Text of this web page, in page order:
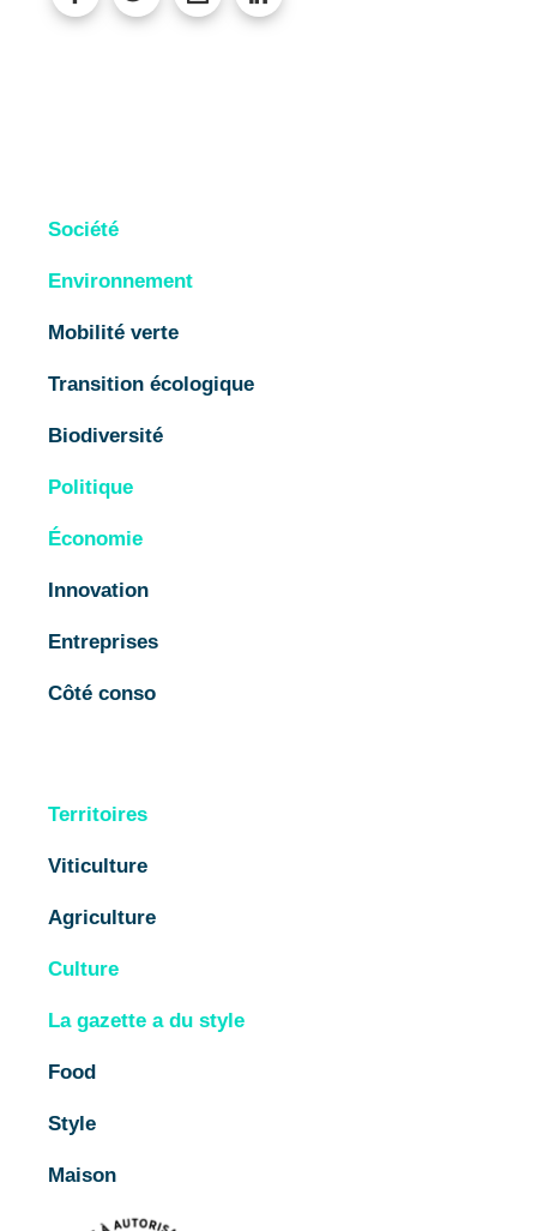
Société
Environnement
Mobilité verte
Transition écologique
Biodiversité
Politique
Économie
Innovation
Entreprises
Côté conso
Territoires
Viticulture
Agriculture
Culture
La gazette a du style
Food
Style
Maison